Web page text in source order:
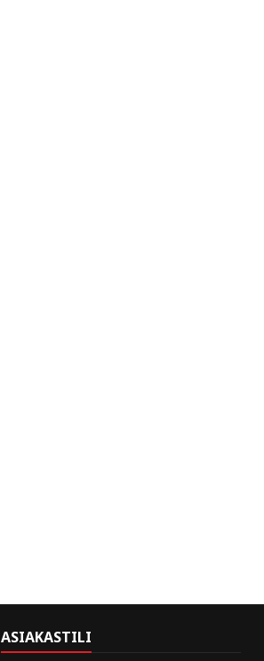
ASIAKASTILI